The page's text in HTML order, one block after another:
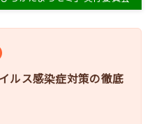
ルス感染症対策の徹底